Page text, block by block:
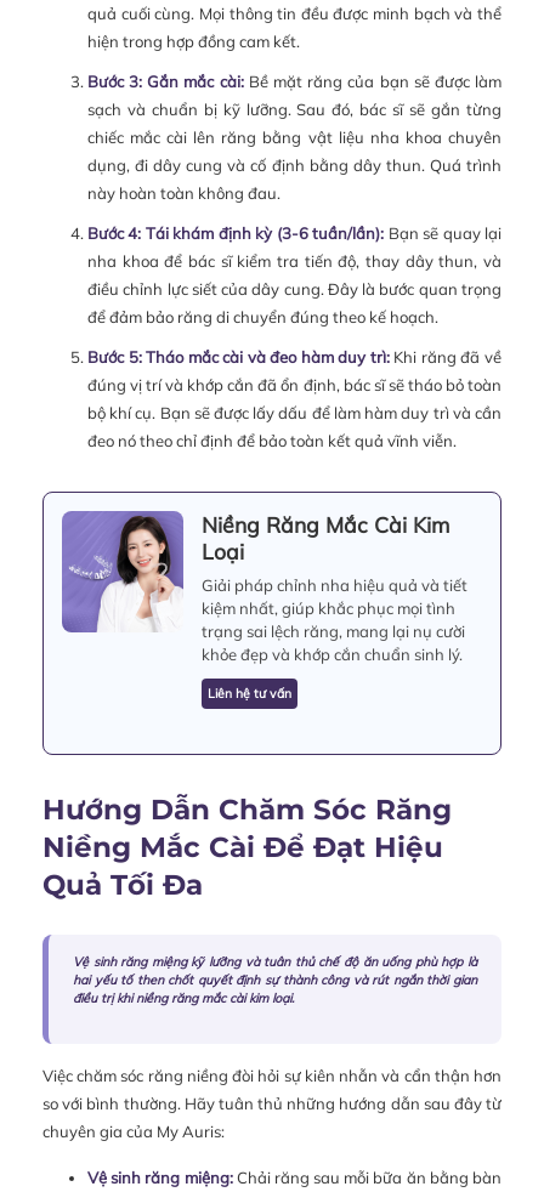
quả cuối cùng. Mọi thông tin đều được minh bạch và thể
hiện trong hợp đồng cam kết.
Bước 3: Gắn mắc cài:Bề mặt răng của bạn sẽ được làm
sạch và chuẩn bị kỹ lưỡng. Sau đó, bác sĩ sẽ gắn từng
chiếc mắc cài lên răng bằng vật liệu nha khoa chuyên
dụng, đi dây cung và cố định bằng dây thun. Quá trình
này hoàn toàn không đau.
Bước 4: Tái khám định kỳ (3-6 tuần/lần): Bạn sẽ quay lại
nha khoa để bác sĩ kiểm tra tiến độ, thay dây thun, và
điều chỉnh lực siết của dây cung. Đây là bước quan trọng
để đảm bảo răng di chuyển đúng theo kế hoạch.
Bước 5: Tháo mắc cài và đeo hàm duy trì:Khi răng đã về
đúng vị trí và khớp cắn đã ổn định, bác sĩ sẽ tháo bỏ toàn
bộ khí cụ. Bạn sẽ được lấy dấu để làm hàm duy trì và cần
đeo nó theo chỉ định để bảo toàn kết quả vĩnh viễn.
Niềng Răng Mắc Cài Kim
Loại
Giải pháp chỉnh nha hiệu quả và tiết
kiệm nhất, giúp khắc phục mọi tình
trạng sai lệch răng, mang lại nụ cười
khỏe đẹp và khớp cắn chuẩn sinh lý.
Liên hệ tư vấn
Hướng Dẫn Chăm Sóc Răng
Niềng Mắc Cài Để Đạt Hiệu
Quả Tối Đa
Vệ sinh răng miệng kỹ lưỡng và tuân thủ chế độ ăn uống phù hợp là
hai yếu tố then chốt quyết định sự thành công và rút ngắn thời gian
điều trị khi niềng răng mắc cài kim loại.
Việc chăm sóc răng niềng đòi hỏi sự kiên nhẫn và cẩn thận hơn
so với bình thường. Hãy tuân thủ những hướng dẫn sau đây từ
chuyên gia của My Auris:
Vệ sinh răng miệng:Chải răng sau mỗi bữa ăn bằng bàn